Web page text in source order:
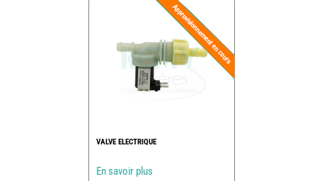
VALVE ELECTRIQUE
En savoir plus